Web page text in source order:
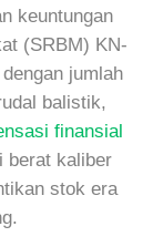
keuntungan
(SRBM) KN-
jumlah
balistik,
finansial
berat kaliber
stok era